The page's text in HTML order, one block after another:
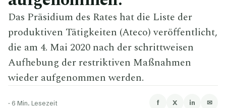
Das Präsidium des Rates hat die Liste der
produktiven Tätigkeiten (Ateco) veröffentlicht,
die am 4. Mai 2020 nach der schrittweisen
Aufhebung der restriktiven Maßnahmen
wieder aufgenommen werden.
· 6 Min. Lesezeit f X in ✉